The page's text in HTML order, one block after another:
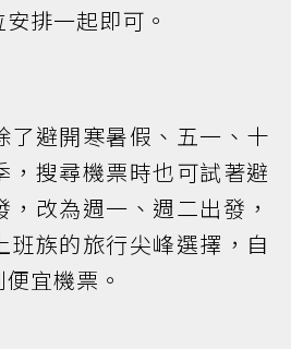
排一起即可。
了避開寒暑假、五一、十
，搜尋機票時也可試著避
改為週一、週二出發，
班族的旅行尖峰選擇，自
宜機票。